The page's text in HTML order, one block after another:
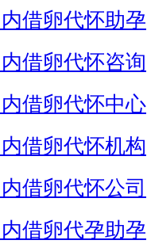
内借卵代怀助孕
内借卵代怀咨询
内借卵代怀中心
内借卵代怀机构
借卵代怀公司
内借卵代孕助孕